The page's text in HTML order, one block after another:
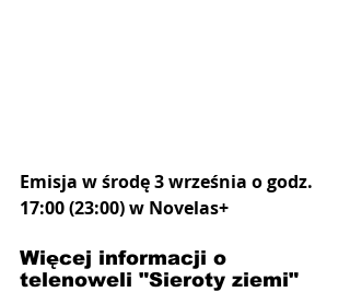
Emisja w środę 3 września o godz.
17:00 (23:00) w Novelas+
Więcej informacji o
telenoweli "Sieroty ziemi"